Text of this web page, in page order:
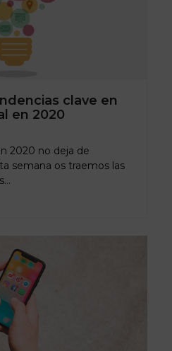
clave en
en 2020
2020 no deja de
semana os traemos las